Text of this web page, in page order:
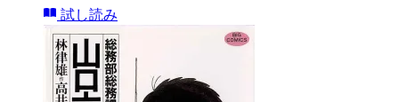
試し読み